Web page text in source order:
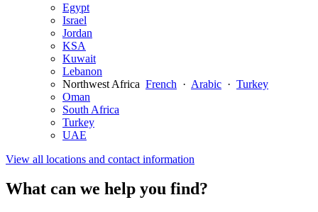
Egypt
Israel
Jordan
KSA
Kuwait
Lebanon
Northwest Africa French · Arabic · Turkey
Oman
South Africa
Turkey
UAE
View all locations and contact information
What can we help you find?